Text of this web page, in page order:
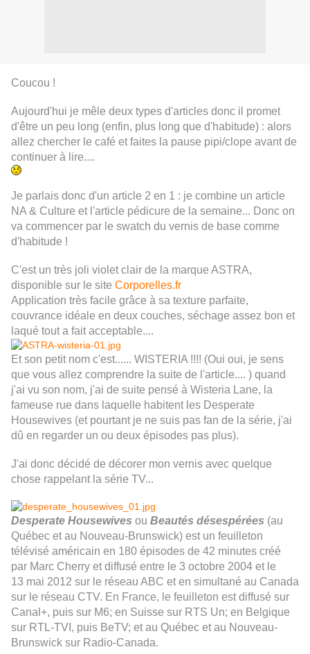
Coucou !
Aujourd'hui je mêle deux types d'articles donc il promet
d'être un peu long (enfin, plus long que d'habitude) : alors
allez chercher le café et faites la pause pipi/clope avant de
continuer à lire....
Je parlais donc d'un article 2 en 1 : je combine un article
NA & Culture et l'article pédicure de la semaine... Donc on
va commencer par le swatch du vernis de base comme
d'habitude !
C'est un très joli violet clair de la marque ASTRA,
disponible sur le site Corporelles.fr
Application très facile grâce à sa texture parfaite,
couvrance idéale en deux couches, séchage assez bon et
laqué tout a fait acceptable....
Et son petit nom c'est...... WISTERIA !!!! (Oui oui, je sens
que vous allez comprendre la suite de l'article.... ) quand
j'ai vu son nom, j'ai de suite pensé à Wisteria Lane, la
fameuse rue dans laquelle habitent les Desperate
Housewives (et pourtant je ne suis pas fan de la série, j'ai
dû en regarder un ou deux épisodes pas plus).
J'ai donc décidé de décorer mon vernis avec quelque
chose rappelant la série TV...
Desperate Housewives ou Beautés désespérées (au
Québec et au Nouveau-Brunswick) est un feuilleton
télévisé américain en 180 épisodes de 42 minutes créé
par Marc Cherry et diffusé entre le 3 octobre 2004 et le
13 mai 2012 sur le réseau ABC et en simultané au Canada
sur le réseau CTV. En France, le feuilleton est diffusé sur
Canal+, puis sur M6; en Suisse sur RTS Un; en Belgique
sur RTL-TVI, puis BeTV; et au Québec et au Nouveau-
Brunswick sur Radio-Canada.